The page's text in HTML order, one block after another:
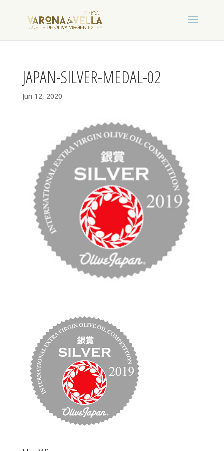
JAPAN-SILVER-MEDAL-02
Jun 12, 2020